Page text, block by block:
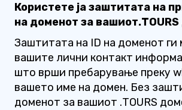
Користете ја заштитата на
на доменот за
Заштитата на ID на доменот ги
вашите лични контакт
што врши пребарување преку
вашето име на домен. Без
доменот за вашиот .TOURS